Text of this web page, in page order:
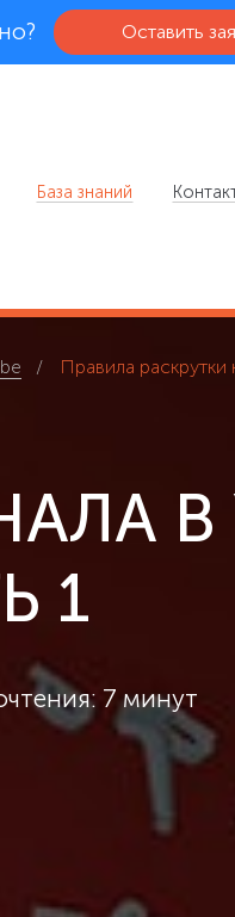
Оставить
База знаний
Правила раскрутки
В
1
7 минут